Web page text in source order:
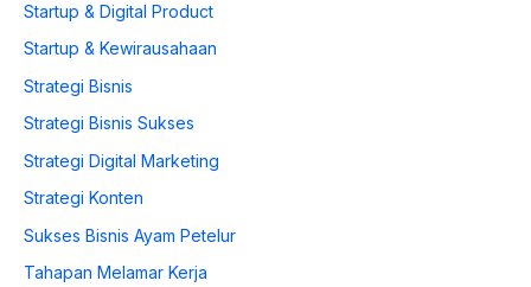
Startup & Digital Product
Startup & Kewirausahaan
Strategi Bisnis
Strategi Bisnis Sukses
Strategi Digital Marketing
Strategi Konten
Sukses Bisnis Ayam Petelur
Tahapan Melamar Kerja